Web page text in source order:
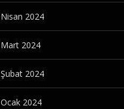
Nisan 2024
Mart 2024
Şubat 2024
Ocak 2024